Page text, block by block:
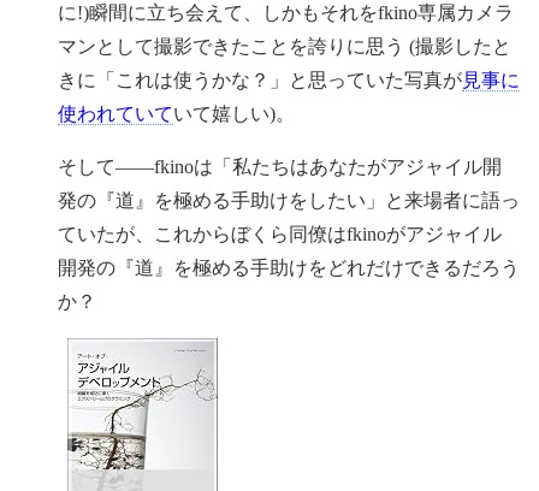
に!)瞬間に立ち会えて、しかもそれをfkino専属カメラ
マンとして撮影できたことを誇りに思う (撮影したと
きに「これは使うかな？」と思っていた写真が見事に
使われていていて嬉しい)。
そして――fkinoは「私たちはあなたがアジャイル開
発の『道』を極める手助けをしたい」と来場者に語っ
ていたが、これからぼくら同僚はfkinoがアジャイル
開発の『道』を極める手助けをどれだけできるだろう
か？